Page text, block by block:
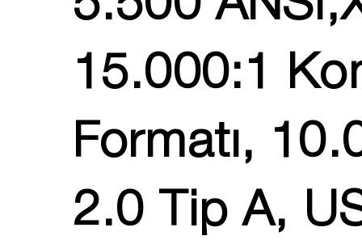
15.000:1
Formatı,
2.0 Tip A,